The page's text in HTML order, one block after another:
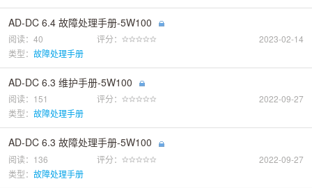
AD-DC 6.4 故障处理手册-5W100
阅读：40 评分：
2023-02-14
类型： 故障处理手册
AD-DC 6.3 维护手册-5W100
阅读：151 评分：
2022-09-27
类型： 故障处理手册
AD-DC 6.3 故障处理手册-5W100
阅读：136 评分：
2022-09-27
类型： 故障处理手册